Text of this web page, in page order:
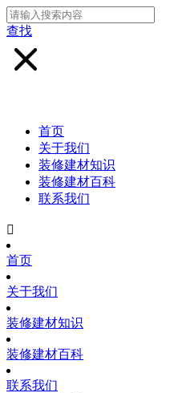
查找
首页
关于我们
装修建材知识
装修建材百科
联系我们

首页
关于我们
装修建材知识
装修建材百科
联系我们